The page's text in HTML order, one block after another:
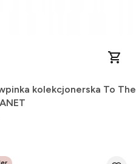
kolekcjonerska To The